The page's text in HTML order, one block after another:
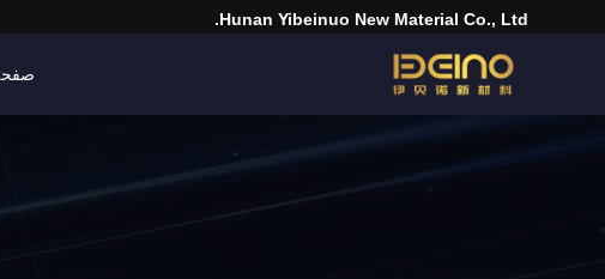
Hunan Yibeinuo New Material Co., Ltd.